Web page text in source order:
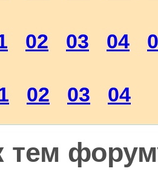
02 03 04
02 03 04
тем